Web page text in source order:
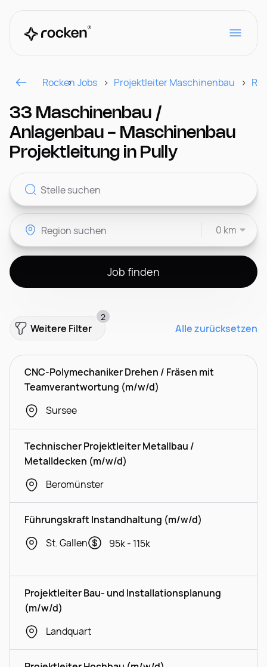
Für Arbeitgeber
Kontakt
Rocken Jobs Projektleiter Maschinenbau
33 Maschinenbau /
Anlagenbau - Maschinenbau
Projektleitung in Pully
0 km
Job finden
Weitere Filter
2
Alle zurücksetzen
CNC-Polymechaniker Drehen / Fräsen mit
Teamverantwortung (m/w/d)
Sursee
Technischer Projektleiter Metallbau /
Metalldecken (m/w/d)
Beromünster
Führungskraft Instandhaltung (m/w/d)
St. Gallen
95k - 115k
Projektleiter Bau- und Installationsplanung
(m/w/d)
Landquart